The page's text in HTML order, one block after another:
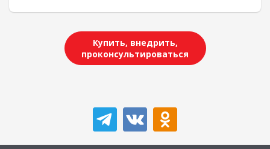
Купить, внедрить,
проконсультироваться